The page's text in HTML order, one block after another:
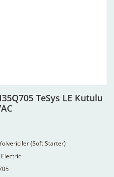
TeSys LE Kutulu
(Soft Starter)